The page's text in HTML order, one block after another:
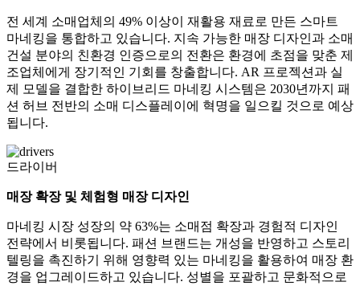
전 세계 소매업체의 49% 이상이 재활용 재료로 만든 스마트
마네킹을 통합하고 있습니다. 지속 가능한 매장 디자인과 소매
건설 분야의 친환경 인증으로의 전환은 환경에 초점을 맞춘 제
조업체에게 장기적인 기회를 창출합니다. AR 프로젝션과 실
제 모델을 결합한 하이브리드 마네킹 시스템은 2030년까지 패
션 허브 전반의 소매 디스플레이에 혁명을 일으킬 것으로 예상
됩니다.
드라이버
매장 확장 및 체험형 매장 디자인
마네킹 시장 성장의 약 63%는 소매점 확장과 경험적 디자인
전략에서 비롯됩니다. 패션 브랜드는 개성을 반영하고 스토리
텔링을 촉진하기 위해 영향력 있는 마네킹을 활용하여 매장 환
경을 업그레이드하고 있습니다. 성별을 포괄하고 문화적으로